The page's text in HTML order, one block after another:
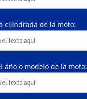
cilindrada de la moto:
año o modelo de la moto: